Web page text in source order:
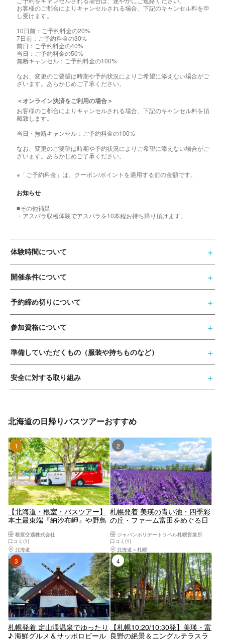
お客様のご都合によりキャンセルされる場合、下記のキャンセル料を申
し受けます。
10日前：ご予約料金の20%
7日前：ご予約料金の30%
前日：ご予約料金の40%
当日：ご予約料金の50%
無断キャンセル：ご予約料金の100%
なお、変更のご要望は時期や予約状況によりご希望に添えない場合がご
ざいます。あらかじめご了承ください。
＜オンライン決済をご利用の場合＞
お客様のご都合によりキャンセルされる場合、下記のキャンセル料を頂
戴致します。
当日・無断キャンセル：ご予約料金の100%
なお、変更のご要望は時期や予約状況によりご希望に添えない場合がご
ざいます。あらかじめご了承ください。
※「ご予約料金」は、クーポン/ポイントを適用する前の金額です。
お知らせ
■その他補足
・アスパラ収穫体験でアスパラを10本程お持ち帰り頂けます。
体験時間について
開催条件について
予約締め切りについて
参加資格について
準備していただくもの（服装や持ちものなど）
安全に対する取り組み
北海道の日帰りバスツアーおすすめ
1位
【北海道・根室・バスツアー】
本土最東端『納沙布岬』や野鳥
イド付き定期観光バス「のさっ
ぷ号」＜通常コース＞
根室交通株式会社
口コミ(1)
北海道
2位
札幌発着 美瑛の青い池・四季彩
の丘・ファーム富田をめぐる日
ジャパンホリデートラベル札幌営業所
口コミ(1)
北海道
札幌
3位
札幌発着 定山渓温泉でゆったり
♪ 海鮮グルメ＆サッポロビール
4位
【札幌10:20/10:30発】美瑛・富
良野の絶景＆ニングルテラスラ